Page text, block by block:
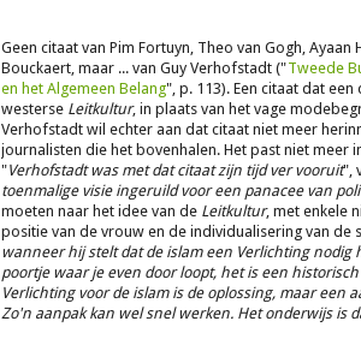
Geen citaat van Pim Fortuyn, Theo van Gogh,
Bouckaert, maar ... van Guy Verhofstadt ("Tweede
en het Algemeen Belang", p. 113). Een citaat dat
westerse Leitkultur, in plaats van het vage
Verhofstadt wil echter aan dat citaat niet meer
journalisten die het bovenhalen. Het past niet meer
"Verhofstadt was met dat citaat zijn tijd ver vooruit",
toenmalige visie ingeruild voor een panacee van
moeten naar het idee van de Leitkultur, met enkele
positie van de vrouw en de individualisering van de
wanneer hij stelt dat de islam een Verlichting nodig
poortje waar je even door loopt, het is een
Verlichting voor de islam is de oplossing, maar een
Zo'n aanpak kan wel snel werken. Het onderwijs is